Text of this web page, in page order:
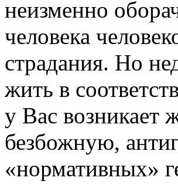
неизменно
человека
страдания. Но
жить в
у Вас возникает
безбожную,
«нормативных»